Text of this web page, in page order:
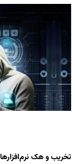
تخریب و هک نرم‌افزارها